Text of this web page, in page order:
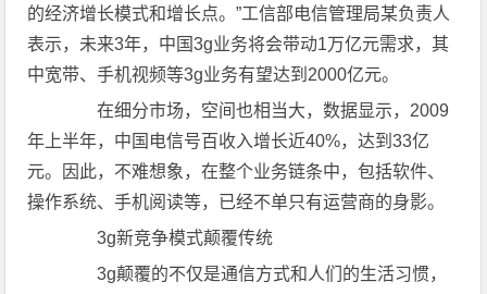
的经济增长模式和增长点。”工信部电信管理局某负责人
表示，未来3年，中国3g业务将会带动1万亿元需求，其
中宽带、手机视频等3g业务有望达到2000亿元。
在细分市场，空间也相当大，数据显示，2009
年上半年，中国电信号百收入增长近40%，达到33亿
元。因此，不难想象，在整个业务链条中，包括软件、
操作系统、手机阅读等，已经不单只有运营商的身影。
3g新竞争模式颠覆传统
3g颠覆的不仅是通信方式和人们的生活习惯，